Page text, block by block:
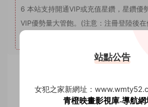
6 本站支持開通VIP或充值星鑽，星鑽優
VIP優勢量大管飽。(注意：注冊登陸後
0 賞
站點公告
女犯之家新網址：
青橙映畫影視庫-導航網